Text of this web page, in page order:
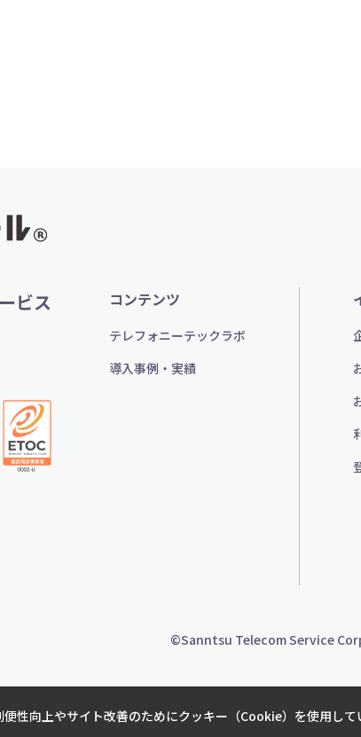
ビス コンテンツ
テレフォニーテックラボ
導入事例・実績
©Sanntsu Telecom Service
性向上やサイト改善のためにクッキー（Cookie）を使用し